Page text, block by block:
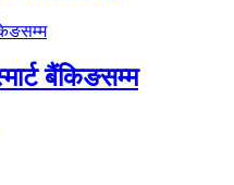
बैंकिङसम्म